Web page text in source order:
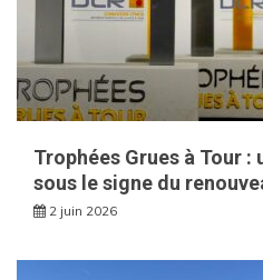
Trophées Grues à Tour :
sous le signe du
2 juin 2026